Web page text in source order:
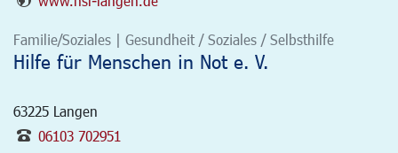
Familie/Soziales | Gesundheit / Soziales / Selbsthilfe
Hilfe für Menschen in Not e. V.
63225 Langen
06103 702951